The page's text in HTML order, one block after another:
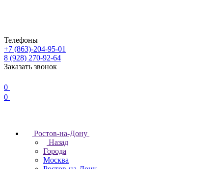
Телефоны
+7 (863)-204-95-01
8 (928) 270-92-64
Заказать звонок
0
0
Ростов-на-Дону
Назад
Города
Москва